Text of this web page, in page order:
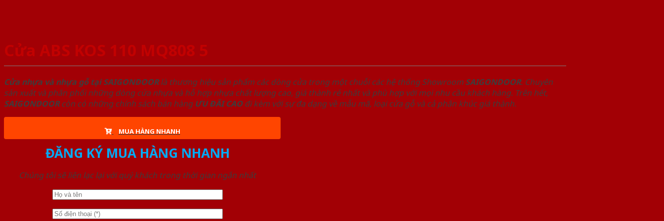
Cửa ABS KOS 110 MQ808 5
Cửa nhựa và nhựa gỗ tại SAIGONDOORlà thương hiệu sản phẩm các dòng cửa trong một chuỗi các hệ thống Showroom SAIGONDOOR. Chuyên
sản xuất và phân phối những dòng cửa nhựa và hỗ hợp nhựa chất lượng cao, giá thành rẻ nhất và phù hợp với mọi nhu cầu khách hàng. Trên hết,
SAIGONDOORcòn có những chính sách bán hàng ƯU ĐÃI CAOđi kèm với sự đa dạng về mẫu mã, loại cửa gỗ và cả phân khúc giá thành.
MUA HÀNG NHANH
ĐĂNG KÝ MUA HÀNG NHANH
Chúng tôi sẽ liên lạc lại với quý khách trong thời gian ngắn nhất